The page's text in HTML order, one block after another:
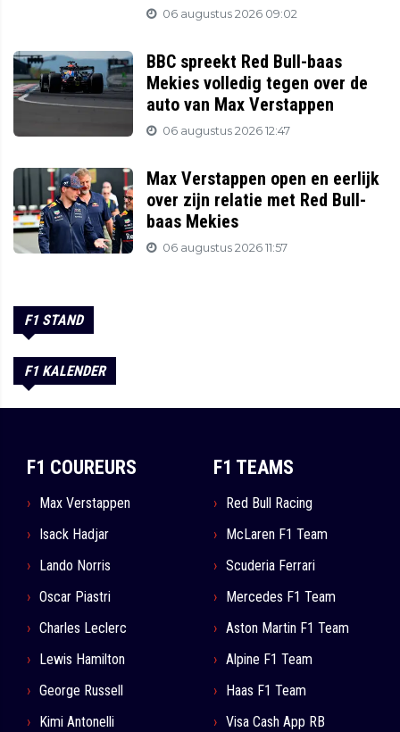
06 augustus 2026 09:02
BBC spreekt Red Bull-baas
Mekies volledig tegen over de
auto van Max Verstappen
06 augustus 2026 12:47
Max Verstappen open en eerlijk
over zijn relatie met Red Bull-
baas Mekies
06 augustus 2026 11:57
F1 STAND
F1 KALENDER
F1 COUREURS
Max Verstappen
Isack Hadjar
Lando Norris
Oscar Piastri
Charles Leclerc
Lewis Hamilton
George Russell
Kimi Antonelli
F1 TEAMS
Red Bull Racing
McLaren F1 Team
Scuderia Ferrari
Mercedes F1 Team
Aston Martin F1 Team
Alpine F1 Team
Haas F1 Team
Visa Cash App RB